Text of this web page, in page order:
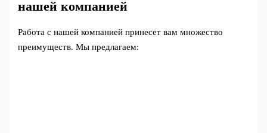
нашей компанией
Работа с нашей компанией принесет вам множество
преимуществ. Мы предлагаем: